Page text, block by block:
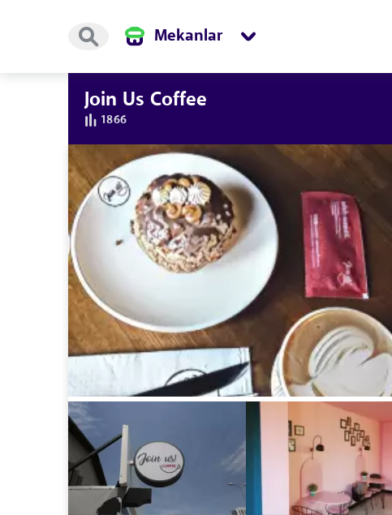
Mekanlar
Join Us Coffee
1866